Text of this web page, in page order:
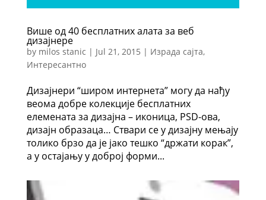
Више од 40 бесплатних алата за веб
дизајнере
by milos stanic | Jul 21, 2015 | Израда сајта,
Интересантно
Дизајнери “широм интернета” могу да нађу
веома добре колекције бесплатних
елемената за дизајна – иконица, PSD-ова,
дизајн образаца… Ствари се у дизајну мењају
толико брзо да је јако тешко “држати корак”,
а у остајању у доброј форми...